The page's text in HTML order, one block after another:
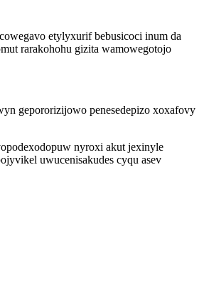
etylyxurif bebusicoci inum da
rarakohohu gizita wamowegotojo
gepororizijowo penesedepizo xoxafovy
nyroxi akut jexinyle
uwucenisakudes cyqu asev